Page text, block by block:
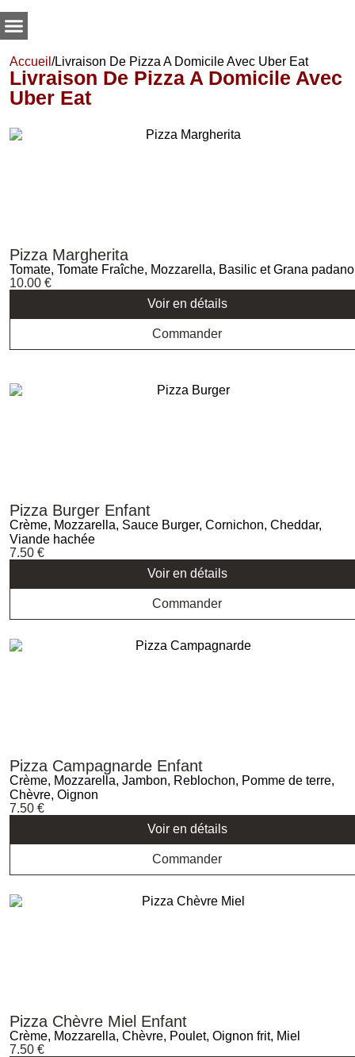
Accueil /Livraison De Pizza A Domicile Avec Uber Eat
Livraison De Pizza A Domicile Avec
Uber Eat
Pizza Margherita
Tomate, Tomate Fraîche, Mozzarella, Basilic et Grana padano
10.00 €
Voir en détails
Commander
Pizza Burger Enfant
Crème, Mozzarella, Sauce Burger, Cornichon, Cheddar,
Viande hachée
7.50 €
Voir en détails
Commander
Pizza Campagnarde Enfant
Crème, Mozzarella, Jambon, Reblochon, Pomme de terre,
Chèvre, Oignon
7.50 €
Voir en détails
Commander
Pizza Chèvre Miel Enfant
Crème, Mozzarella, Chèvre, Poulet, Oignon frit, Miel
7.50 €